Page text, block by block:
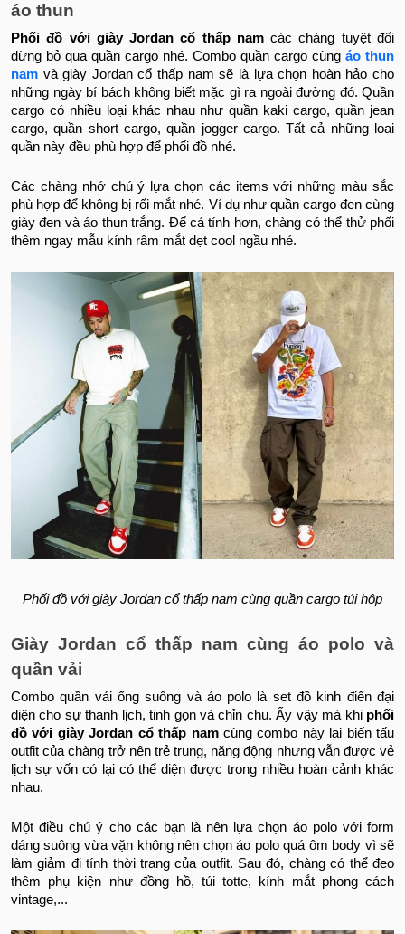
áo thun
Phối đồ với giày Jordan cổ thấp namcác chàng tuyệt đối
đừng bỏ qua quần cargo nhé. Combo quần cargo cùng áo thun
nam và giày Jordan cổ thấp nam sẽ là lựa chọn hoàn hảo cho
những ngày bí bách không biết mặc gì ra ngoài đường đó. Quần
cargo có nhiều loại khác nhau như quần kaki cargo, quần jean
cargo, quần short cargo, quần jogger cargo. Tất cả những loai
quần này đều phù hợp để phối đồ nhé.
Các chàng nhớ chú ý lựa chọn các items với những màu sắc
phù hợp để không bị rối mắt nhé. Ví dụ như quần cargo đen cùng
giày đen và áo thun trắng. Để cá tính hơn, chàng có thể thử phối
thêm ngay mẫu kính râm mắt dẹt cool ngầu nhé.
Phối đồ với giày Jordan cổ thấp nam cùng quần cargo túi hộp
Giày Jordan cổ thấp nam cùng áo polo và
quần vải
Combo quần vải ống suông và áo polo là set đồ kinh điển đại
diện cho sự thanh lịch, tinh gọn và chỉn chu. Ấy vậy mà khi phối
đồ với giày Jordan cổ thấp namcùng combo này lại biến tấu
outfit của chàng trở nên trẻ trung, năng động nhưng vẫn được vẻ
lịch sự vốn có lại có thể diện được trong nhiều hoàn cảnh khác
nhau.
Một điều chú ý cho các bạn là nên lựa chọn áo polo với form
dáng suông vừa vặn không nên chọn áo polo quá ôm body vì sẽ
làm giảm đi tính thời trang của outfit. Sau đó, chàng có thể đeo
thêm phụ kiện như đồng hồ, túi totte, kính mắt phong cách
vintage,...